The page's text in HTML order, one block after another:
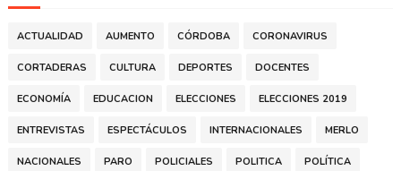
ACTUALIDAD AUMENTO CÓRDOBA CORONAVIRUS
CORTADERAS CULTURA DEPORTES DOCENTES
ECONOMÍA EDUCACION ELECCIONES ELECCIONES 2019
ENTREVISTAS ESPECTÁCULOS INTERNACIONALES MERLO
NACIONALES PARO POLICIALES POLITICA POLÍTICA